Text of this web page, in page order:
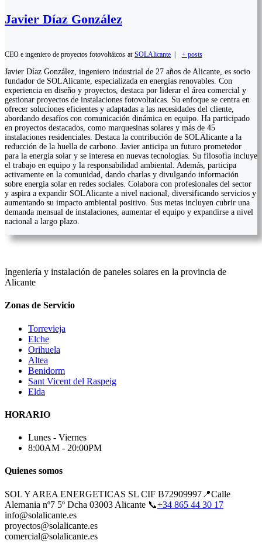
Javier Díaz González
CEO e ingeniero de proyectos fotovoltáicos at SOLAlicante + posts
Javier Díaz González, ingeniero industrial de 27 años de Alicante, es socio
fundador de SOLAlicante, especializada en energías renovables. Con
experiencia en diseño y proyectos, destaca por liderar el área comercial y
gestionar proyectos de instalaciones fotovoltaicas. Su enfoque se centra en
ofrecer soluciones eficientes y adaptadas a las necesidades del cliente,
abordando desafíos con comunicación dinámica en equipo. Ha participado
en proyectos destacados, como marquesinas solares y más de 45
instalaciones residenciales. Destaca la contribución de SOLAlicante a la
reducción de la huella de carbono. Javier anticipa un futuro prometedor
para la energía solar y se interesa en nuevas tecnologías. Su filosofía incluye
el trabajo en equipo y la responsabilidad ambiental. Además, participa
activamente en la comunidad, dando charlas y divulgando información
sobre energía solar en redes sociales. Colabora con profesionales del sector
y aspira a expandir SOLAlicante a nivel nacional, diversificando servicios y
aumentando su impacto ambiental positivo. Sus metas incluyen cubrir una
demanda mensual de instalaciones, aumentar el equipo y expandirse a nivel
nacional a largo plazo.
Ingeniería y instalación de paneles solares en la provincia de
Alicante
Zonas de Servicio
Torrevieja
Elche
Orihuela
Altea
Benidorm
Sant Vicent del Raspeig
Elda
HORARIO
Lunes - Viernes
8:00AM - 20:00PM
Quienes somos
SOL Y AREA ENERGETICAS SL CIF B72909997📍Calle
Alemania nº7 5º Dcha 03003 Alicante 📞+34 865 44 30 17
info@solalicante.es
proyectos@solalicante.es
comercial@solalicante.es